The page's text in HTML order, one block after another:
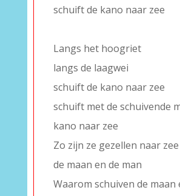
schuift de kano naar zee
Langs het hoogriet
langs de laagwei
schuift de kano naar zee
schuift met de schuivende
kano naar zee
Zo zijn ze gezellen naar
de maan en de man
Waarom schuiven de maan